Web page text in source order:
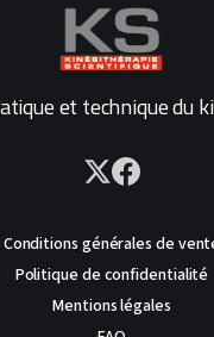
et technique du
Conditions générales de
Politique de confidentialité
Mentions légales